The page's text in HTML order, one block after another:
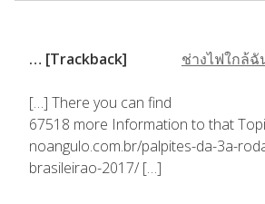
ช่างไฟใกล้ฉั
… [Trackback]
[…] There you can find
67518 more Information to that
noangulo.com.br/palpites-da-3a-
brasileirao-2017/ […]